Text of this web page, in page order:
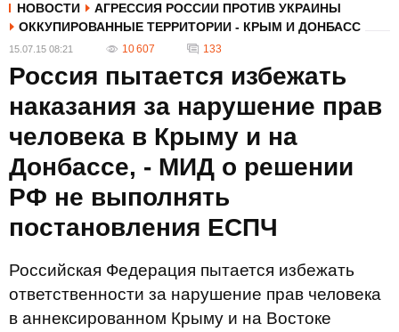
НОВОСТИ
АГРЕССИЯ РОССИИ ПРОТИВ УКРАИНЫ
ОККУПИРОВАННЫЕ ТЕРРИТОРИИ - КРЫМ И ДОНБАСС
15.07.15 08:21 10 607 133
Россия пытается избежать
наказания за нарушение прав
человека в Крыму и на
Донбассе, - МИД о решении
РФ не выполнять
постановления ЕСПЧ
Российская Федерация пытается избежать
ответственности за нарушение прав человека
в аннексированном Крыму и на Востоке